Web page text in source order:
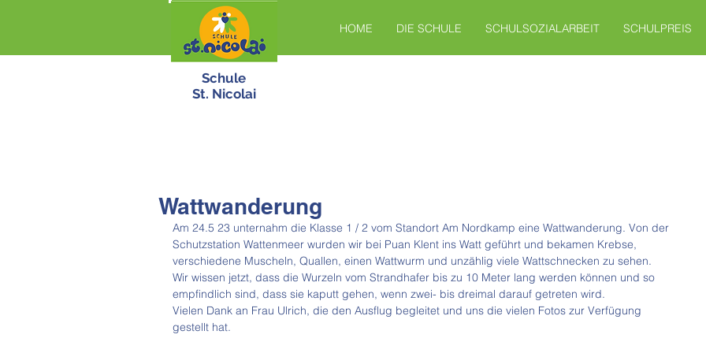
HOME DIE SCHULE SCHULSOZIALARBEIT SCHULPREIS
Schule
St. Nicolai
Wattwanderung
Am 24.5 23 unternahm die Klasse 1 / 2 vom Standort Am Nordkamp eine Wattwanderung. Von der
Schutzstation Wattenmeer wurden wir bei Puan Klent ins Watt geführt und bekamen Krebse,
verschiedene Muscheln, Quallen, einen Wattwurm und unzählig viele Wattschnecken zu sehen.
Wir wissen jetzt, dass die Wurzeln vom Strandhafer bis zu 10 Meter lang werden können und so
empfindlich sind, dass sie kaputt gehen, wenn zwei- bis dreimal darauf getreten wird.
Vielen Dank an Frau Ulrich, die den Ausflug begleitet und uns die vielen Fotos zur Verfügung
gestellt hat.